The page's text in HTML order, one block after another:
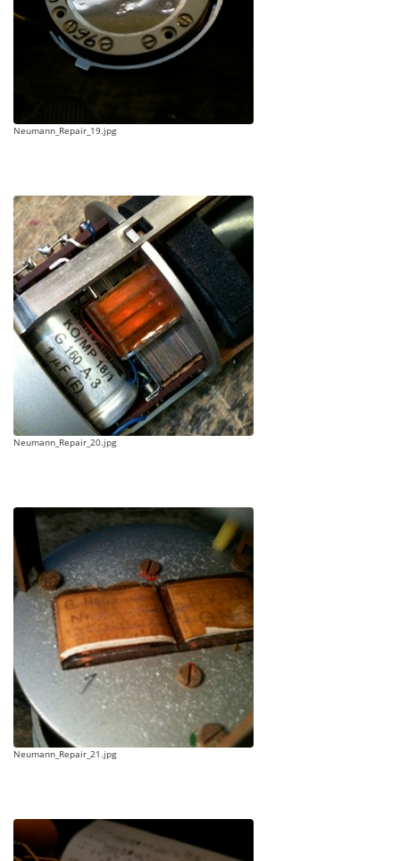
Neumann_Repair_19.jpg
Neumann_Repair_20.jpg
Neumann_Repair_21.jpg